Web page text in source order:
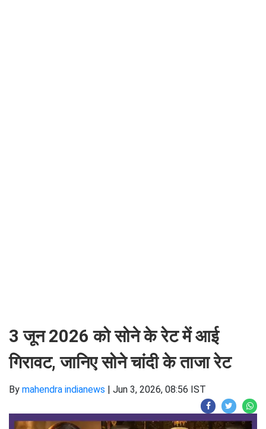
3 जून 2026 को सोने के रेट में आई
गिरावट, जानिए सोने चांदी के ताजा रेट
By mahendra indianews | Jun 3, 2026, 08:56 IST